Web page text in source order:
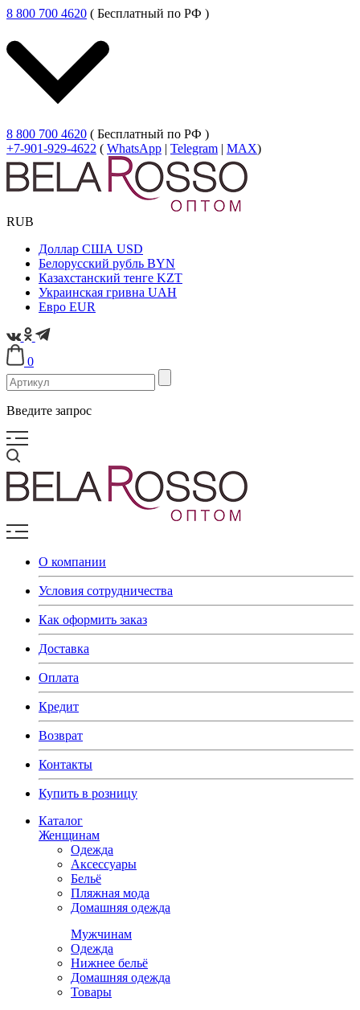
8 800 700 4620 ( Бесплатный по РФ )
8 800 700 4620 ( Бесплатный по РФ )
+7-901-929-4622 ( WhatsApp | Telegram | MAX)
RUB
Доллар США USD
Белорусский рубль BYN
Казахстанский тенге KZT
Украинская гривна UAH
Евро EUR
0
Введите запрос
О компании
Условия сотрудничества
Как оформить заказ
Доставка
Оплата
Кредит
Возврат
Контакты
Купить в розницу
Каталог
Женщинам
Одежда
Аксессуары
Бельё
Пляжная мода
Домашняя одежда
Мужчинам
Одежда
Нижнее бельё
Домашняя одежда
Товары